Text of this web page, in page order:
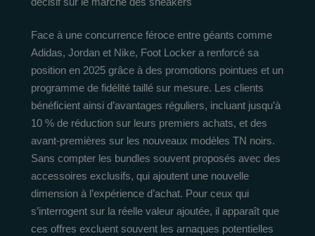
Face à une concurrence féroce entre géants comme
Adidas, Jordan et Nike, Foot Locker a renforcé sa
position en 2025 grâce à des promotions pointues et un
programme de fidélité taillé sur mesure. Les clients
bénéficient ainsi d’avantages réguliers, incluant jusqu’à
10 % de réduction sur leurs premiers achats, et des
avant-premières sur les nouveaux modèles TN noirs.
Sans compter les bundles souvent proposés avec des
accessoires exclusifs, qui ajoutent une nouvelle
dimension à l’expérience d’achat. Pour ceux qui
s’interrogent sur la réelle valeur ajoutée, il apparaît que
ces offres excluent souvent les arnaques potentielles